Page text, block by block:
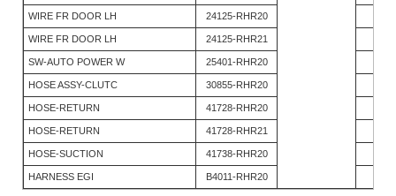
WIRE FR DOOR LH 24125-RHR20
WIRE FR DOOR LH 24125-RHR21
SW-AUTO POWER W 25401-RHR20
HOSE ASSY-CLUTC 30855-RHR20
HOSE-RETURN 41728-RHR20
HOSE-RETURN 41728-RHR21
HOSE-SUCTION 41738-RHR20
HARNESS EGI B4011-RHR20